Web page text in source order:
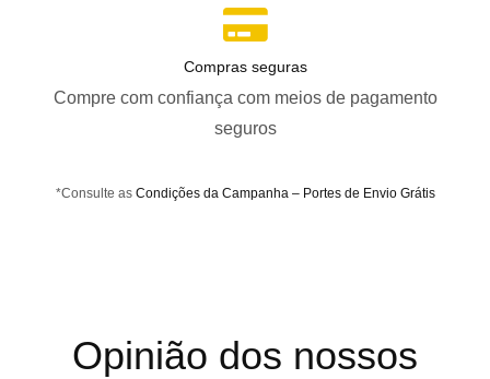
Compras seguras
Compre com confiança com meios de pagamento
seguros
*Consulte as Condições da Campanha – Portes de Envio Grátis
Opinião dos nossos